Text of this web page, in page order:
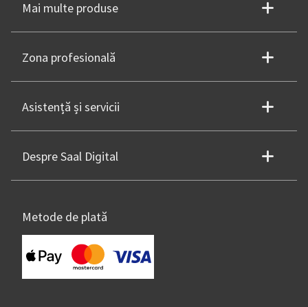
Mai multe produse
Zona profesională
Asistență și servicii
Despre Saal Digital
Metode de plată